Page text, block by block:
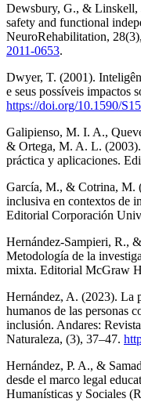
Dewsbury, G., & Linskell,
safety and functional
NeuroRehabilitation,
2011-0653.
Dwyer, T. (2001).
e seus possíveis impactos
https://doi.org/10.1590/
Galipienso, M. I. A.,
& Ortega, M. A. L.
práctica y aplicaciones.
García, M., & Cotrina, M.
inclusiva en contextos de
Editorial Corporación
Hernández-Sampieri, R.,
Metodología de la
mixta. Editorial McGraw
Hernández, A. (2023). La
humanos de las personas
inclusión. Andares:
Naturaleza, (3), 37–47.
Hernández, P. A., &
desde el marco legal
Humanísticas y Sociales